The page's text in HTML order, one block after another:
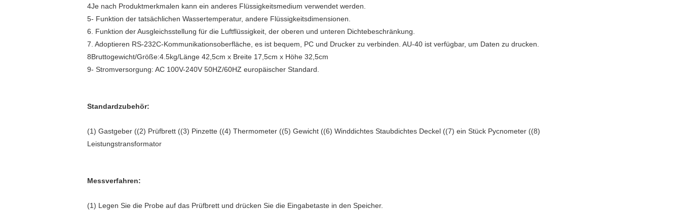
4Je nach Produktmerkmalen kann ein anderes Flüssigkeitsmedium verwendet werden.
5- Funktion der tatsächlichen Wassertemperatur, andere Flüssigkeitsdimensionen.
6. Funktion der Ausgleichsstellung für die Luftflüssigkeit, der oberen und unteren Dichtebeschränkung.
7. Adoptieren RS-232C-Kommunikationsoberfläche, es ist bequem, PC und Drucker zu verbinden. AU-40 ist verfügbar, um Daten zu drucken.
8Bruttogewicht/Größe:4.5kg/Länge 42,5cm x Breite 17,5cm x Höhe 32,5cm
9- Stromversorgung: AC 100V-240V 50HZ/60HZ europäischer Standard.
Standardzubehör:
(1) Gastgeber ((2) Prüfbrett ((3) Pinzette ((4) Thermometer ((5) Gewicht ((6) Winddichtes Staubdichtes Deckel ((7) ein Stück Pycnometer ((8)
Leistungstransformator
Messverfahren:
(1) Legen Sie die Probe auf das Prüfbrett und drücken Sie die Eingabetaste in den Speicher.